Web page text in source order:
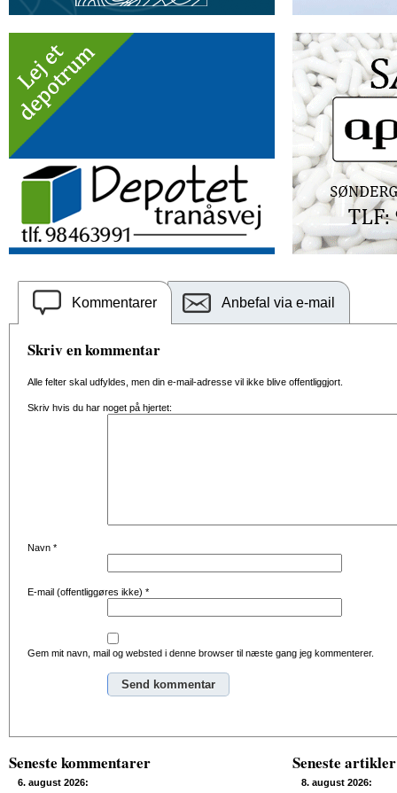
Kommentarer Anbefal via e-mail
Skriv en kommentar
Alle felter skal udfyldes, men din e-mail-adresse vil ikke blive offentliggjort.
Skriv hvis du har noget på hjertet:
Navn *
E-mail (offentliggøres ikke) *
Gem mit navn, mail og websted i denne browser til næste gang jeg kommenterer.
Seneste kommentarer
6. august 2026:
Seneste artikler
8. august 2026: